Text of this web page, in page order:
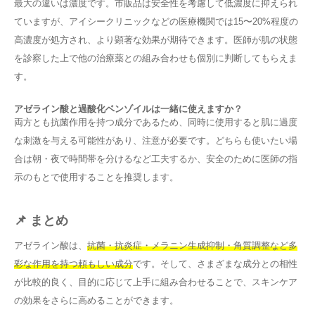
最大の違いは濃度です。市販品は安全性を考慮して低濃度に抑えられ
ていますが、アイシークリニックなどの医療機関では15〜20%程度の
高濃度が処方され、より顕著な効果が期待できます。医師が肌の状態
を診察した上で他の治療薬との組み合わせも個別に判断してもらえま
す。
アゼライン酸と過酸化ベンゾイルは一緒に使えますか？
両方とも抗菌作用を持つ成分であるため、同時に使用すると肌に過度
な刺激を与える可能性があり、注意が必要です。どちらも使いたい場
合は朝・夜で時間帯を分けるなど工夫するか、安全のために医師の指
示のもとで使用することを推奨します。
📌 まとめ
アゼライン酸は、 抗菌・抗炎症・メラニン生成抑制・角質調整など多
彩な作用を持つ頼もしい成分です。そして、さまざまな成分との相性
が比較的良く、目的に応じて上手に組み合わせることで、スキンケア
の効果をさらに高めることができます。